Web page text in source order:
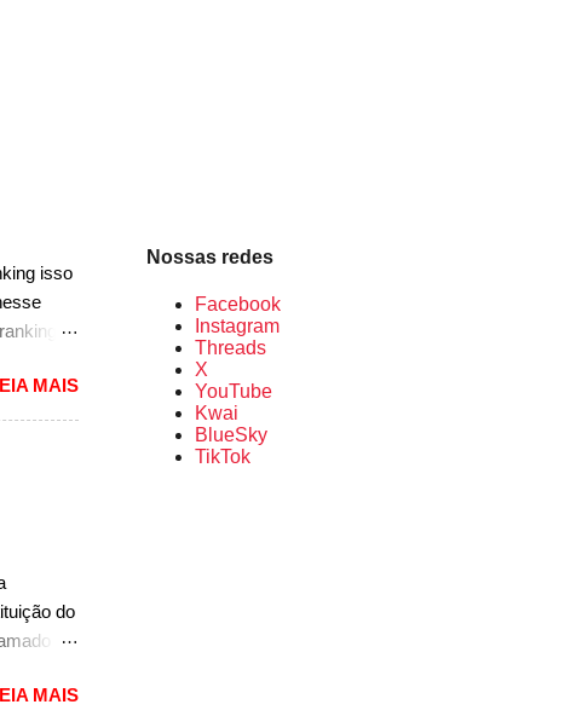
Nossas redes
Facebook
Instagram
Threads
X
YouTube
Kwai
BlueSky
TikTok
isso
era
uma
versão
MAIS
do
as
MAIS